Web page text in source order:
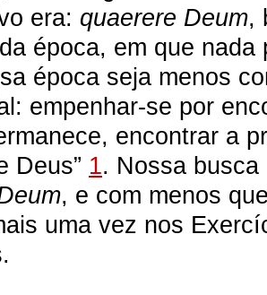
era: quaerere Deum,
época, em que
época seja menos
empenhar-se por
encontrar a
Deus” 1. Nossa busca
, e com menos
uma vez nos